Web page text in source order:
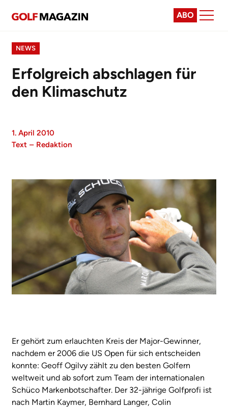
ABO
NEWS
Erfolgreich abschlagen für
den Klimaschutz
1. April 2010
Text – Redaktion
Er gehört zum erlauchten Kreis der Major-Gewinner,
nachdem er 2006 die US Open für sich entscheiden
konnte: Geoff Ogilvy zählt zu den besten Golfern
weltweit und ab sofort zum Team der internationalen
Schüco Markenbotschafter. Der 32-jährige Golfprofi ist
nach Martin Kaymer, Bernhard Langer, Colin